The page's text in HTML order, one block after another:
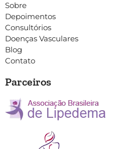
Sobre
Depoimentos
Consultórios
Doenças Vasculares
Blog
Contato
Parceiros